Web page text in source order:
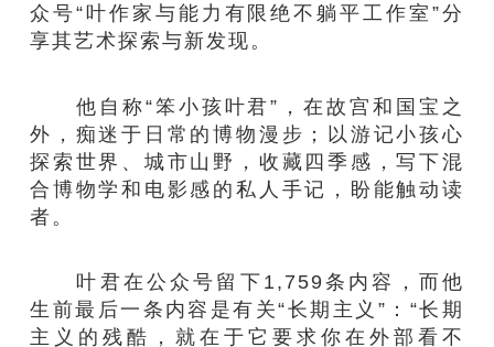
众号“叶作家与能力有限绝不躺平工作室”分
享其艺术探索与新发现。
他自称“笨小孩叶君”，在故宫和国宝之
外，痴迷于日常的博物漫步；以游记小孩心
探索世界、城市山野，收藏四季感，写下混
合博物学和电影感的私人手记，盼能触动读
者。
叶君在公众号留下1,759条内容，而他
生前最后一条内容是有关“长期主义”：“长期
主义的残酷，就在于它要求你在外部看不